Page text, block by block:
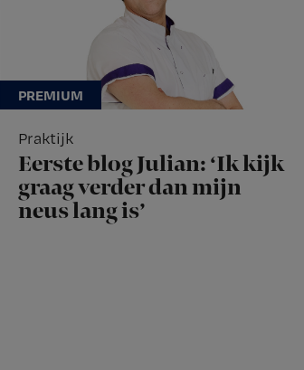
Praktijk
Eerste blog Julian: ‘Ik kijk
graag verder dan mijn
neus lang is’